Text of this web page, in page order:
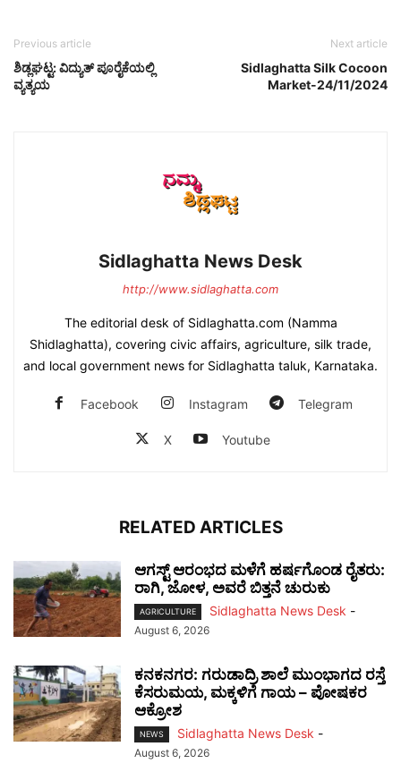
Previous article
ಶಿಡ್ಲಘಟ್ಟ: ವಿದ್ಯುತ್ ಪೂರೈಕೆಯಲ್ಲಿ
ವ್ಯತ್ಯಯ
Next article
Sidlaghatta Silk Cocoon
Market-24/11/2024
Sidlaghatta News Desk
http://www.sidlaghatta.com
The editorial desk of Sidlaghatta.com (Namma
Shidlaghatta), covering civic affairs, agriculture, silk trade,
and local government news for Sidlaghatta taluk, Karnataka.
Facebook Instagram Telegram
X Youtube
RELATED ARTICLES
ಆಗಸ್ಟ್ ಆರಂಭದ ಮಳೆಗೆ ಹರ್ಷಗೊಂಡ ರೈತರು:
ರಾಗಿ, ಜೋಳ, ಅವರೆ ಬಿತ್ತನೆ ಚುರುಕು
AGRICULTURE Sidlaghatta News Desk -
August 6, 2026
ಕನಕನಗರ: ಗರುಡಾದ್ರಿ ಶಾಲೆ ಮುಂಭಾಗದ ರಸ್ತೆ
ಕೆಸರುಮಯ, ಮಕ್ಕಳಿಗೆ ಗಾಯ – ಪೋಷಕರ
ಆಕ್ರೋಶ
NEWS Sidlaghatta News Desk -
August 6, 2026